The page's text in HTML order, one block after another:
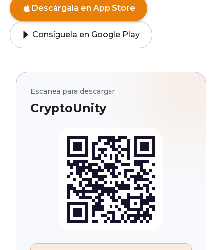
Descárgala en App Store
Consíguela en Google Play
Escanea para descargar
CryptoUnity